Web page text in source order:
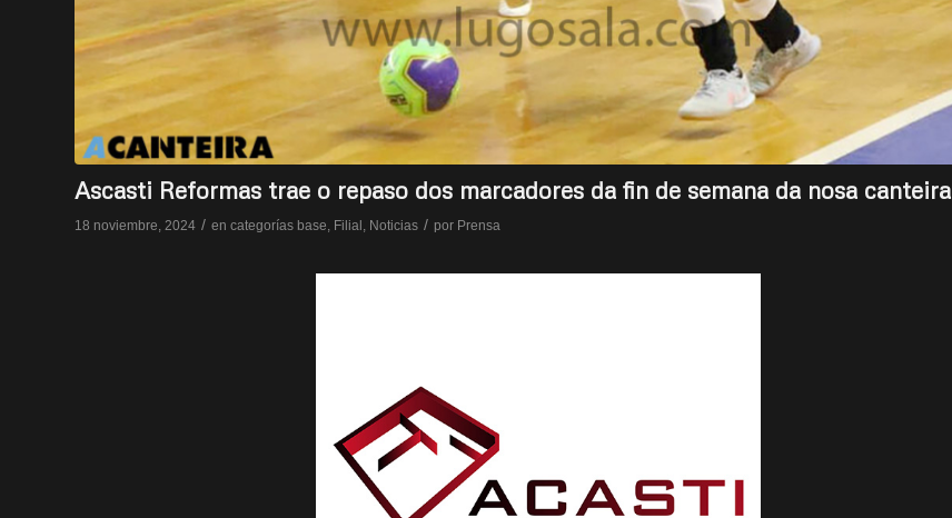
Ascasti Reformas trae o repaso dos marcadores da fin de semana da nosa canteira
18 noviembre, 2024 / en categorías base, Filial , Noticias / por Prensa